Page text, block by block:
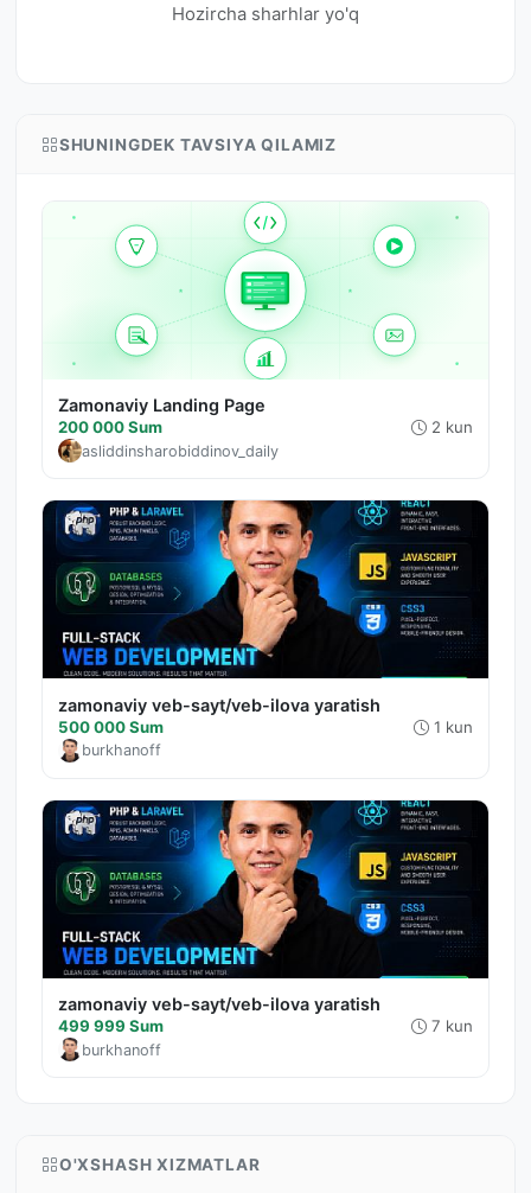
Hozircha sharhlar yo'q
SHUNINGDEK TAVSIYA QILAMIZ
Zamonaviy Landing Page
200 000 Sum 2 kun
asliddinsharobiddinov_daily
zamonaviy veb-sayt/veb-ilova yaratish
500 000 Sum 1 kun
burkhanoff
zamonaviy veb-sayt/veb-ilova yaratish
499 999 Sum 7 kun
burkhanoff
O'XSHASH XIZMATLAR